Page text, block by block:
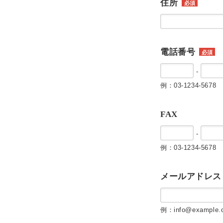
住所 必須
電話番号 必須
-
例：03-1234-5678
FAX
-
例：03-1234-5678
メールアドレス
例：